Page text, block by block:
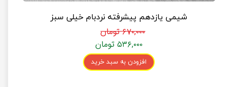
شیمی یازدهم پیشرفته نردبام خیلی سبز
۶۷۰,۰۰۰ تومان
۵۳۶,۰۰۰ تومان
افزودن به سبد خرید